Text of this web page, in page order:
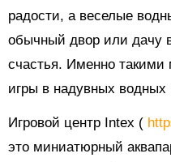
радости, а веселые
обычный двор или дачу
счастья. Именно
игры в надувных водных
Игровой центр Intex (
это миниатюрный